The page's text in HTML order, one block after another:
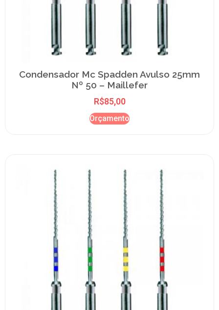
Condensador Mc Spadden Avulso 25mm
Nº 50 – Maillefer
R$85,00
Orçamento